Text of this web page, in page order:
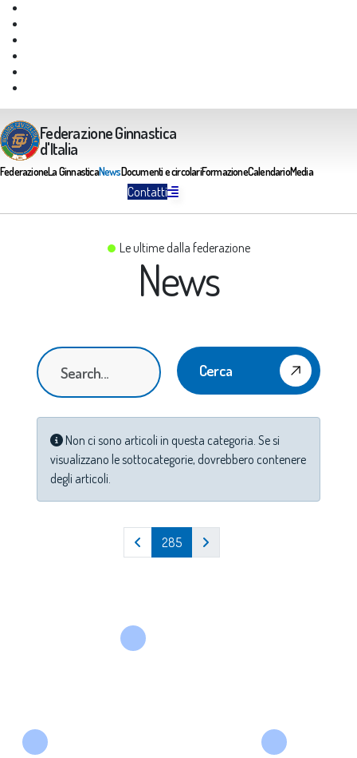
Federazione Ginnastica
d'Italia
FederazioneLa GinnasticaNewsDocumenti e circolariFormazioneCalendarioMedia
Contatti
Le ultime dalla federazione
News
Cerca
Info
Non ci sono articoli in questa categoria. Se si
visualizzano le sottocategorie, dovrebbero contenere
degli articoli.
285